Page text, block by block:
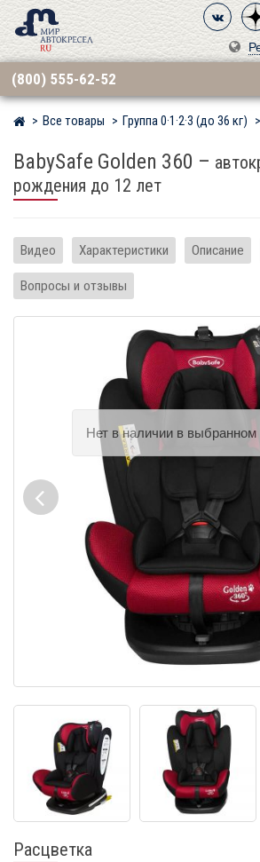
(800) 555-62-52
Мир детских автокресел
Все товары Группа 0·1·2·3 (до 36 кг)
BabySafe Golden 360 –
рождения до 12 лет
Видео Характеристики Описание
Вопросы и отзывы
Расцветка